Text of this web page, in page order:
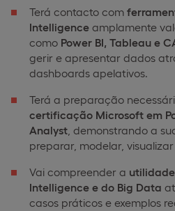
Terá contacto com
Intelligence amplamente
como Power BI, Tableau e
gerir e apresentar dados
dashboards apelativos.
Terá a preparação
certificação Microsoft em
Analyst , demonstrando a
preparar, modelar,
Vai compreender a utilidade
Intelligence e do Big Data
casos práticos e exemplos